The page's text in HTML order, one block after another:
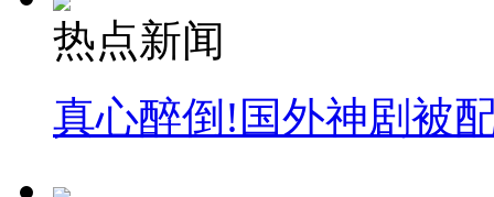
热点新闻
真心醉倒!国外神剧被